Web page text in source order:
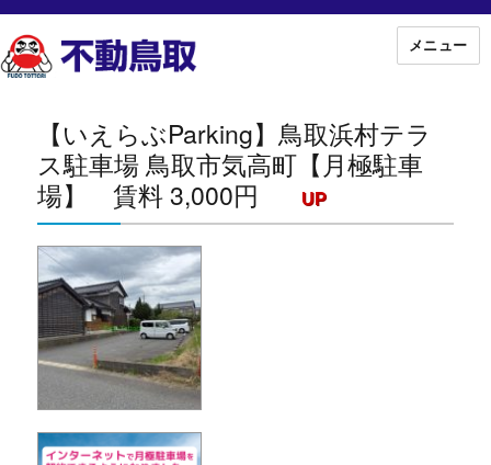
メニュー
【いえらぶParking】鳥取浜村テラ
ス駐車場 鳥取市気高町【月極駐車
場】 賃料 3,000円
UP